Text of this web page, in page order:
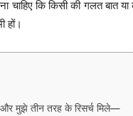
चाहिए कि किसी की गलत बात
हों।
मुझे तीन तरह के रिसर्च मिले—